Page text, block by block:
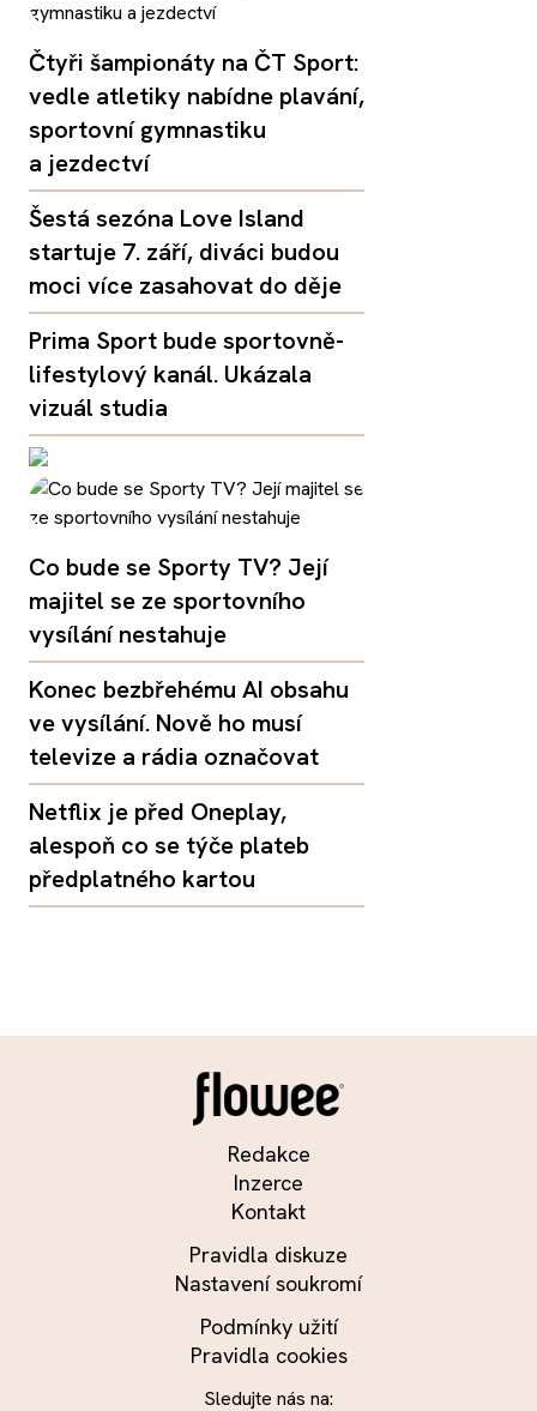
Čtyři šampionáty na ČT Sport:
vedle atletiky nabídne plavání,
sportovní gymnastiku
a jezdectví
Šestá sezóna Love Island
startuje 7. září, diváci budou
moci více zasahovat do děje
Prima Sport bude sportovně-
lifestylový kanál. Ukázala
vizuál studia
Co bude se Sporty TV? Její
majitel se ze sportovního
vysílání nestahuje
Konec bezbřehému AI obsahu
ve vysílání. Nově ho musí
televize a rádia označovat
Netflix je před Oneplay,
alespoň co se týče plateb
předplatného kartou
Redakce
Inzerce
Kontakt
Pravidla diskuze
Nastavení soukromí
Podmínky užití
Pravidla cookies
Sledujte nás na: